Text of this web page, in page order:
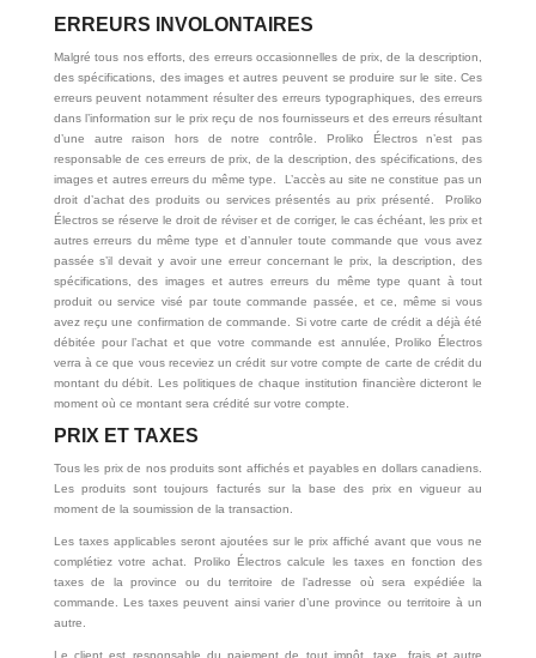
ERREURS INVOLONTAIRES
Malgré tous nos efforts, des erreurs occasionnelles de prix, de la description,
des spécifications, des images et autres peuvent se produire sur le site. Ces
erreurs peuvent notamment résulter des erreurs typographiques, des erreurs
dans l’information sur le prix reçu de nos fournisseurs et des erreurs résultant
d’une autre raison hors de notre contrôle. Proliko Électros n’est pas
responsable de ces erreurs de prix, de la description, des spécifications, des
images et autres erreurs du même type. L’accès au site ne constitue pas un
droit d’achat des produits ou services présentés au prix présenté. Proliko
Électros se réserve le droit de réviser et de corriger, le cas échéant, les prix et
autres erreurs du même type et d’annuler toute commande que vous avez
passée s’il devait y avoir une erreur concernant le prix, la description, des
spécifications, des images et autres erreurs du même type quant à tout
produit ou service visé par toute commande passée, et ce, même si vous
avez reçu une confirmation de commande. Si votre carte de crédit a déjà été
débitée pour l’achat et que votre commande est annulée, Proliko Électros
verra à ce que vous receviez un crédit sur votre compte de carte de crédit du
montant du débit. Les politiques de chaque institution financière dicteront le
moment où ce montant sera crédité sur votre compte.
PRIX ET TAXES
Tous les prix de nos produits sont affichés et payables en dollars canadiens.
Les produits sont toujours facturés sur la base des prix en vigueur au
moment de la soumission de la transaction.
Les taxes applicables seront ajoutées sur le prix affiché avant que vous ne
complétiez votre achat. Proliko Électros calcule les taxes en fonction des
taxes de la province ou du territoire de l’adresse où sera expédiée la
commande. Les taxes peuvent ainsi varier d’une province ou territoire à un
autre.
Le client est responsable du paiement de tout impôt, taxe, frais et autre